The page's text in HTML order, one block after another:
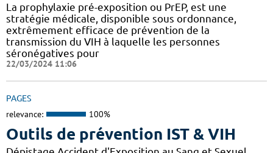
La prophylaxie pré-exposition ou PrEP, est une
stratégie médicale, disponible sous ordonnance,
extrêmement efficace de prévention de la
transmission du VIH à laquelle les personnes
séronégatives pour
22/03/2024 11:06
PAGES
relevance: 100%
Outils de prévention IST & VIH